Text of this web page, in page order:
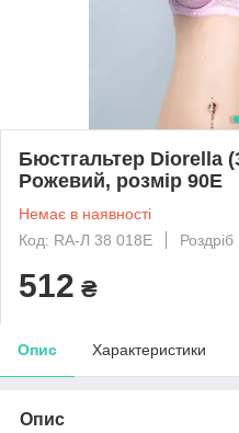
Бюстгальтер Diorella
Рожевий, розмір 90E
Немає в наявності
Код: RA-Л 38 018E
Роздріб
512 ₴
Опис Характеристики
Опис